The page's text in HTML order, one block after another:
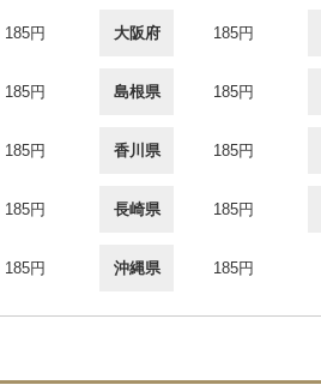
185円 大阪府 185円
185円 島根県 185円
185円 香川県 185円
185円 長崎県 185円
185円 沖縄県 185円